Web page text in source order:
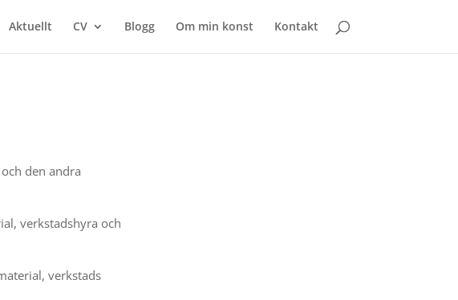
Aktuellt CV Blogg Om min konst Kontakt
den andra
verkstadshyra och
verkstads